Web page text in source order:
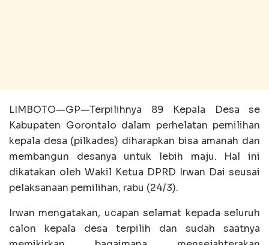
LIMBOTO—GP—Terpilihnya 89 Kepala Desa se
Kabupaten Gorontalo dalam perhelatan pemilihan
kepala desa (pilkades) diharapkan bisa amanah dan
membangun desanya untuk lebih maju. Hal ini
dikatakan oleh Wakil Ketua DPRD Irwan Dai seusai
pelaksanaan pemilihan, rabu (24/3).
Irwan mengatakan, ucapan selamat kepada seluruh
calon kepala desa terpilih dan sudah saatnya